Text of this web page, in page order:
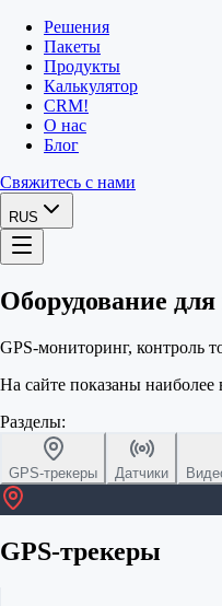
Решения
Пакеты
Продукты
Калькулятор
CRM!
О нас
Блог
Свяжитесь с нами
RUS
Оборудование
GPS-мониторинг, контроль
На сайте показаны
Разделы:
GPS-трекеры Датчики
GPS-трекеры